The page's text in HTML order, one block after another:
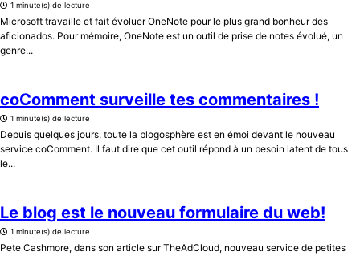
1 minute(s) de lecture
Microsoft travaille et fait évoluer OneNote pour le plus grand bonheur des
aficionados. Pour mémoire, OneNote est un outil de prise de notes évolué, un
genre...
coComment surveille tes commentaires !
1 minute(s) de lecture
Depuis quelques jours, toute la blogosphère est en émoi devant le nouveau
service coComment. Il faut dire que cet outil répond à un besoin latent de tous
le...
Le blog est le nouveau formulaire du web!
1 minute(s) de lecture
Pete Cashmore, dans son article sur TheAdCloud, nouveau service de petites